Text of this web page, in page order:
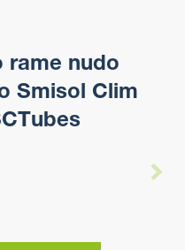
rame nudo
Smisol Clim